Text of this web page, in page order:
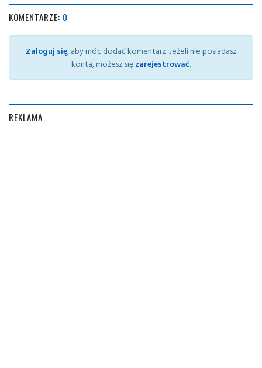
KOMENTARZE: 0
Zaloguj się, aby móc dodać komentarz. Jeżeli nie posiadasz
konta, możesz sięzarejestrować.
REKLAMA